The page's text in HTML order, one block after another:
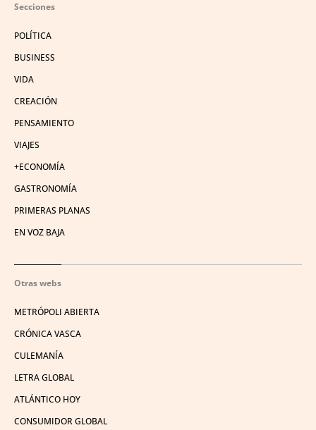
Secciones
POLÍTICA
BUSINESS
VIDA
CREACIÓN
PENSAMIENTO
VIAJES
+ECONOMÍA
GASTRONOMÍA
PRIMERAS PLANAS
EN VOZ BAJA
Otras webs
METRÓPOLI ABIERTA
CRÓNICA VASCA
CULEMANÍA
LETRA GLOBAL
ATLÁNTICO HOY
CONSUMIDOR GLOBAL